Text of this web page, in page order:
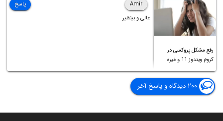
رفع مشکل پروکسی در
کروم ویندوز 11 و غیره
Amir
عالی و بینظیر
پاسخ
۲۰۰ دیدگاه و پاسخ آخر